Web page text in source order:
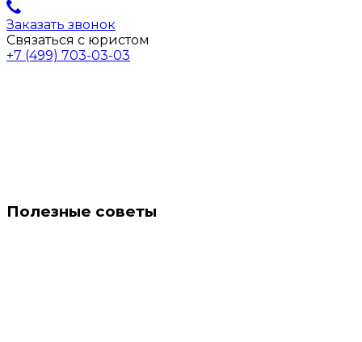
Заказать звонок
Связаться с юристом
+7 (499) 703-03-03
Полезные советы